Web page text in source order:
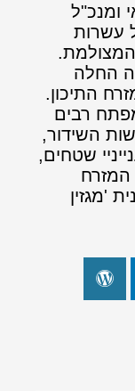
ומנכ"ל
עשרות
החלה
התיכון.
רבים
השידור,
שטחים,
המזרח
'מגזין